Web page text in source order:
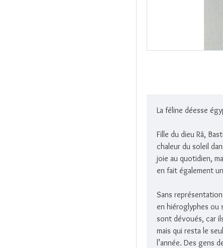
La féline déesse
Fille du dieu Râ,
chaleur du soleil
joie au quotidien,
en fait également
Sans
en hiéroglyphes ou
sont dévoués, car
mais qui resta le
l’année. Des gens